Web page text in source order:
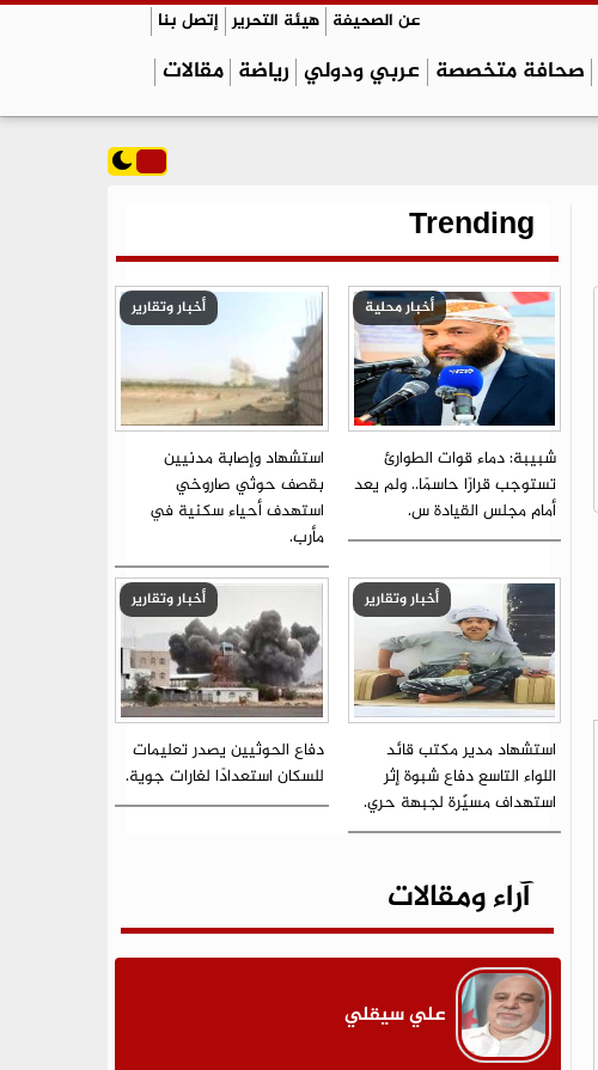
عن الصحيفة هيئة التحرير إتصل بنا
صحافة متخصصة عربي ودولي رياضة مقالات
Trending
أخبار محلية
شبيبة: دماء قوات الطوارئ
تستوجب قرارًا حاسمًا.. ولم يعد
أمام مجلس القيادة س.
أخبار وتقارير
استشهاد وإصابة مدنيين
بقصف حوثي صاروخي
استهدف أحياء سكنية في
مأرب.
أخبار وتقارير
استشهاد مدير مكتب قائد
اللواء التاسع دفاع شبوة إثر
استهداف مسيّرة لجبهة حري.
أخبار وتقارير
دفاع الحوثيين يصدر تعليمات
للسكان استعدادًا لغارات جوية.
آراء ومقالات
علي سيقلي